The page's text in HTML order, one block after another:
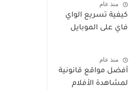
منذ عام
كيفية تسريع الواي
فاي على الموبايل
منذ عام
أفضل مواقع قانونية
لمشاهدة الأفلام